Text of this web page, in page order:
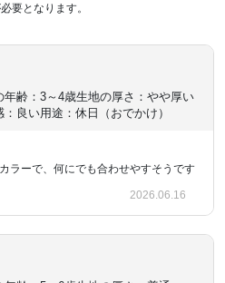
要となります。
年齢：3～4歳生地の厚さ：やや厚い
：良い用途：休日（おでかけ）
ラーで、何にでも合わせやすそうです
2026.06.16